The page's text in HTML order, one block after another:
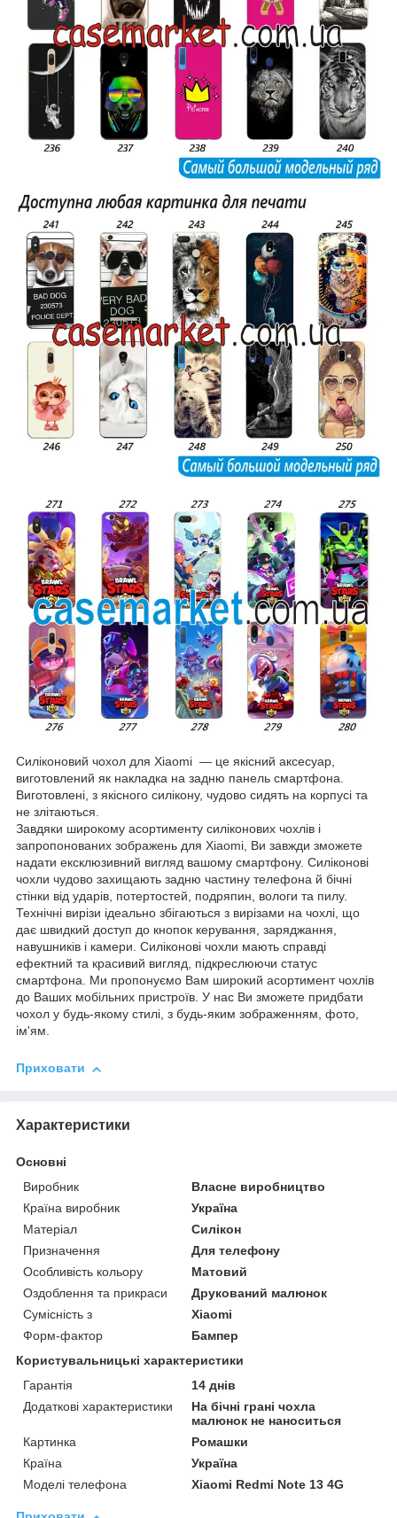
Силіконовий чохол для Xiaomi — це якісний аксесуар,
виготовлений як накладка на задню панель смартфона.
Виготовлені, з якісного силікону, чудово сидять на корпусі та
не злітаються.
Завдяки широкому асортименту силіконових чохлів і
запропонованих зображень для Xiaomi, Ви завжди зможете
надати ексклюзивний вигляд вашому смартфону. Силіконові
чохли чудово захищають задню частину телефона й бічні
стінки від ударів, потертостей, подряпин, вологи та пилу.
Технічні вирізи ідеально збігаються з вирізами на чохлі, що
дає швидкий доступ до кнопок керування, заряджання,
навушників і камери. Силіконові чохли мають справді
ефектний та красивий вигляд, підкреслюючи статус
смартфона. Ми пропонуємо Вам широкий асортимент чохлів
до Ваших мобільних пристроїв. У нас Ви зможете придбати
чохол у будь-якому стилі, з будь-яким зображенням, фото,
ім'ям.
Приховати
Характеристики
Основні
Виробник
Власне виробництво
Країна виробник
Україна
Матеріал
Силікон
Призначення
Для телефону
Особливість кольору
Матовий
Оздоблення та прикраси
Друкований малюнок
Сумісність з
Xiaomi
Форм-фактор
Бампер
Користувальницькі характеристики
Гарантія
14 днів
Додаткові характеристики
На бічні грані чохла
малюнок не наноситься
Картинка
Ромашки
Країна
Україна
Моделі телефона
Xiaomi Redmi Note 13 4G